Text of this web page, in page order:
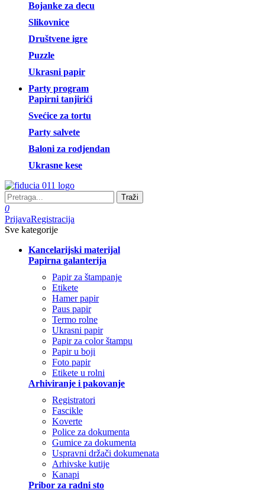
Bojanke za decu
Slikovnice
Društvene igre
Puzzle
Ukrasni papir
Party program
Papirni tanjirići
Svećice za tortu
Party salvete
Baloni za rodjendan
Ukrasne kese
Traži
0
PrijavaRegistracija
Sve kategorije
Kancelarijski materijal
Papirna galanterija
Papir za štampanje
Etikete
Hamer papir
Paus papir
Termo rolne
Ukrasni papir
Papir za color štampu
Papir u boji
Foto papir
Etikete u rolni
Arhiviranje i pakovanje
Registratori
Fascikle
Koverte
Police za dokumenta
Gumice za dokumenta
Uspravni držači dokumenata
Arhivske kutije
Kanapi
Pribor za radni sto